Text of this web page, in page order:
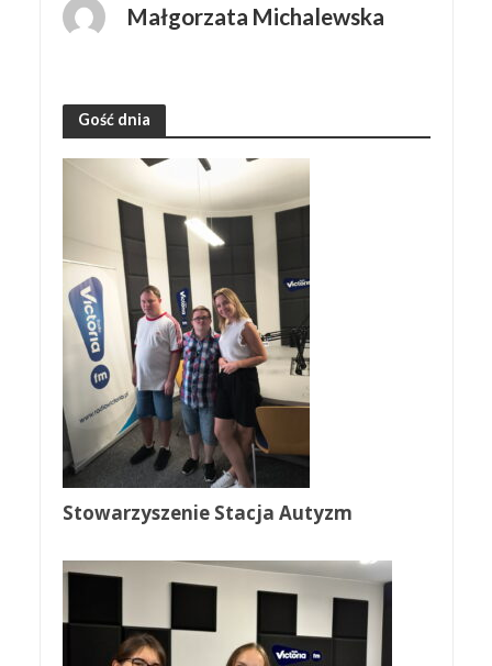
Małgorzata Michalewska
Gość dnia
Stowarzyszenie Stacja Autyzm